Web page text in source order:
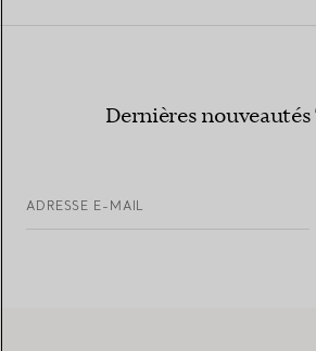
Dernières
ADRESSE E-MAIL